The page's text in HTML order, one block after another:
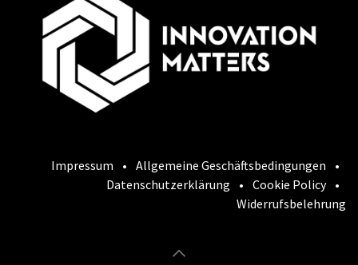
Impressum • Allgemeine Geschäftsbedingungen
•
Datenschutzerklärung
• Cookie Policy •
Widerrufsbelehrung
Cookie-Richtlinie